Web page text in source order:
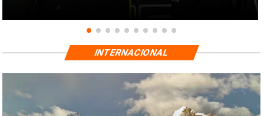
INTERNACIONAL